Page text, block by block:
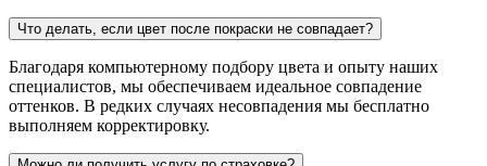
Что делать, если цвет после покраски не совпадает?
Благодаря компьютерному подбору цвета и опыту наших
специалистов, мы обеспечиваем идеальное совпадение
оттенков. В редких случаях несовпадения мы бесплатно
выполняем корректировку.